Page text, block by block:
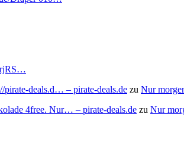
pirate-deals.d… – pirate-deals.de zu Nur
4free. Nur… – pirate-deals.de zu Nur